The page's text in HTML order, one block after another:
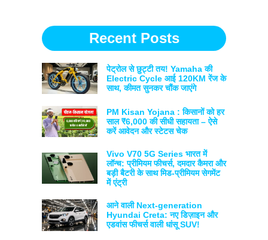
Recent Posts
पेट्रोल से छुट्टी तय! Yamaha की
Electric Cycle आई 120KM रेंज के
साथ, कीमत सुनकर चौंक जाएंगे
PM Kisan Yojana : किसानों को हर
साल ₹6,000 की सीधी सहायता – ऐसे
करें आवेदन और स्टेटस चेक
Vivo V70 5G Series भारत में
लॉन्च: प्रीमियम फीचर्स, दमदार कैमरा और
बड़ी बैटरी के साथ मिड-प्रीमियम सेगमेंट
में एंट्री
आने वाली Next-generation
Hyundai Creta: नए डिज़ाइन और
एडवांस फीचर्स वाली धांसू SUV!